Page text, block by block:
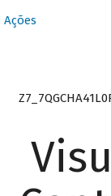
Ações